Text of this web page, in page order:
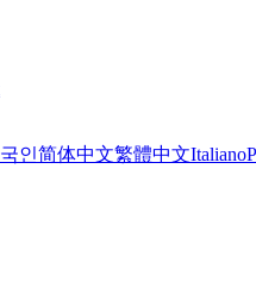
인简体中文繁體中文Italiano